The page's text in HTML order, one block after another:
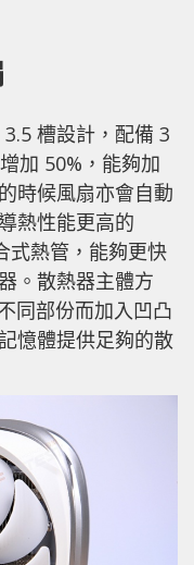
槽設計，配備 3
加 50%，能夠加
時候風扇亦會自動
熱性能更高的
熱管，能夠更快
。散熱器主體方
同部份而加入凹凸
憶體提供足夠的散